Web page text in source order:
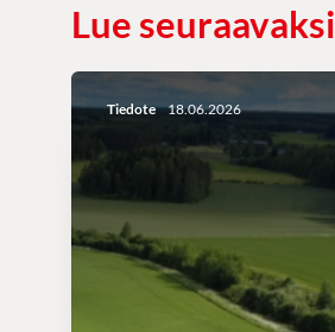
Lue seuraavaksi
Tiedote 18.06.2026